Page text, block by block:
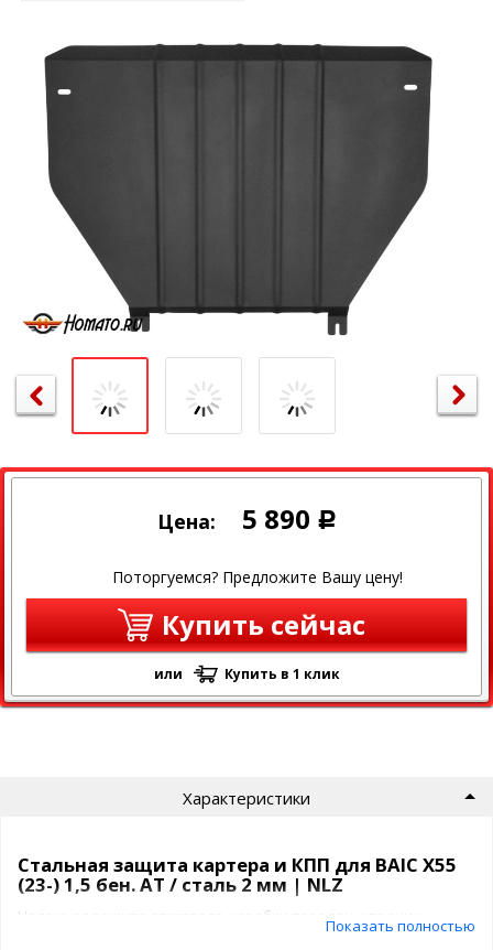
Цена: 5 890 Р
Поторгуемся? Предложите Вашу цену!
Купить сейчас
или Купить в 1 клик
Характеристики
Стальная защита картера и КПП для BAIC X55
(23-) 1,5 бен. AT / сталь 2 мм | NLZ
Надежная защита двигателя, коробки передач и прочих
важных узлов особенно важна на российских дорогах. Модель
Показать полностью